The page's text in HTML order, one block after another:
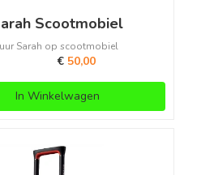
Scootmobiel
Sarah op scootmobiel
€ 50,00
In Winkelwagen